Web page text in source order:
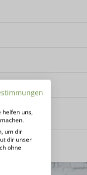
helfen uns,
um dir
dir unser
ohne